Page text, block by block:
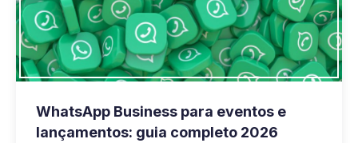
WhatsApp Business para eventos e
lançamentos: guia completo 2026